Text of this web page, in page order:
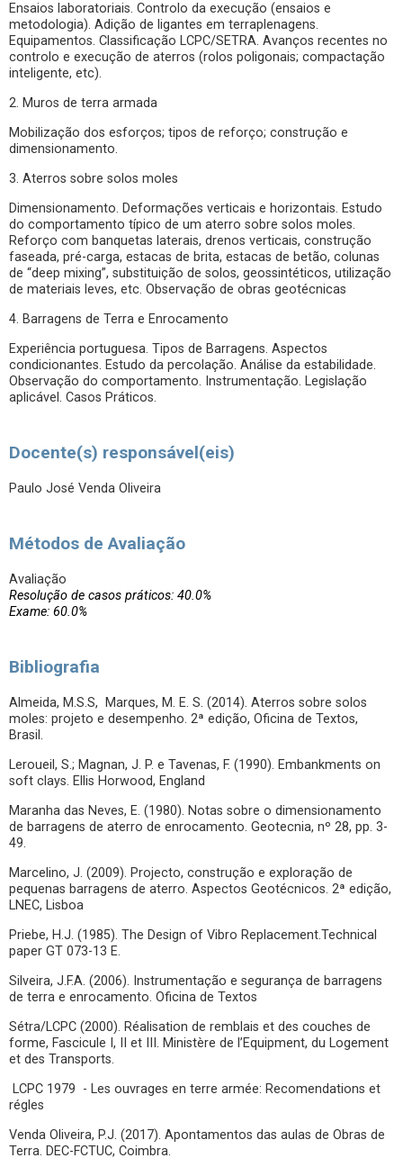
Ensaios laboratoriais. Controlo da execução (ensaios e
metodologia). Adição de ligantes em terraplenagens.
Equipamentos. Classificação LCPC/SETRA. Avanços recentes no
controlo e execução de aterros (rolos poligonais; compactação
inteligente, etc).
2. Muros de terra armada
Mobilização dos esforços; tipos de reforço; construção e
dimensionamento.
3. Aterros sobre solos moles
Dimensionamento. Deformações verticais e horizontais. Estudo
do comportamento típico de um aterro sobre solos moles.
Reforço com banquetas laterais, drenos verticais, construção
faseada, pré-carga, estacas de brita, estacas de betão, colunas
de “deep mixing”, substituição de solos, geossintéticos, utilização
de materiais leves, etc. Observação de obras geotécnicas
4. Barragens de Terra e Enrocamento
Experiência portuguesa. Tipos de Barragens. Aspectos
condicionantes. Estudo da percolação. Análise da estabilidade.
Observação do comportamento. Instrumentação. Legislação
aplicável. Casos Práticos.
Docente(s) responsável(eis)
Paulo José Venda Oliveira
Métodos de Avaliação
Avaliação
Resolução de casos práticos: 40.0%
Exame: 60.0%
Bibliografia
Almeida, M.S.S, Marques, M. E. S. (2014). Aterros sobre solos
moles: projeto e desempenho. 2ª edição, Oficina de Textos,
Brasil.
Leroueil, S.; Magnan, J. P. e Tavenas, F. (1990). Embankments on
soft clays. Ellis Horwood, England
Maranha das Neves, E. (1980). Notas sobre o dimensionamento
de barragens de aterro de enrocamento. Geotecnia, nº 28, pp. 3-
49.
Marcelino, J. (2009). Projecto, construção e exploração de
pequenas barragens de aterro. Aspectos Geotécnicos. 2ª edição,
LNEC, Lisboa
Priebe, H.J. (1985). The Design of Vibro Replacement.Technical
paper GT 073-13 E.
Silveira, J.F.A. (2006). Instrumentação e segurança de barragens
de terra e enrocamento. Oficina de Textos
Sétra/LCPC (2000). Réalisation de remblais et des couches de
forme, Fascicule I, II et III. Ministère de l’Equipment, du Logement
et des Transports.
LCPC 1979 - Les ouvrages en terre armée: Recomendations et
régles
Venda Oliveira, P.J. (2017). Apontamentos das aulas de Obras de
Terra. DEC-FCTUC, Coimbra.